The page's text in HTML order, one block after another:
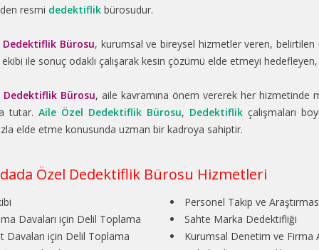
resmi dedektiflik bürosudur.
Dedektiflik Bürosu, kurumsal ve bireysel hizmetler veren,
ekibi ile sonuç odaklı çalışarak kesin çözümü elde etmeyi
Dedektiflik Bürosu, aile kavramına önem vererek her hizmetinde
tutar. Aile Özel Dedektiflik Bürosu, Dedektiflik çalışmaları
elde etme konusunda uzman bir kadroya sahiptir.
Özel Dedektiflik Bürosu Hizmetleri
Davaları için Delil Toplama
Davaları için Delil Toplama
Personel Takip ve
Sahte Marka Dedektifliği
Kurumsal Denetim ve Firma